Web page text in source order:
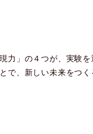
力」の４つが、実験を
で、新しい未来をつく